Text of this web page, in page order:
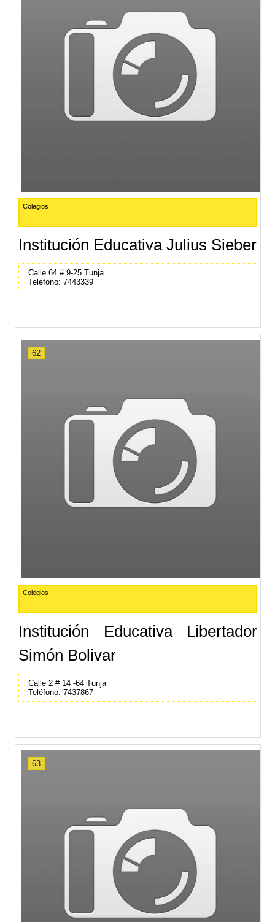
Colegios
Institución Educativa Julius Sieber
Calle 64 # 9-25 Tunja
Teléfono: 7443339
62
Colegios
Institución Educativa Libertador
Simón Bolivar
Calle 2 # 14 -64 Tunja
Teléfono: 7437867
63